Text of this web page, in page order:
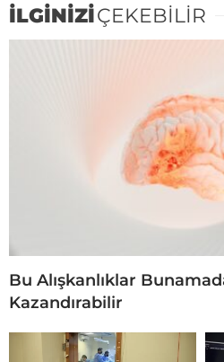
İLGİNİZİÇEKEBİLİR
Bu Alışkanlıklar
Kazandırabilir